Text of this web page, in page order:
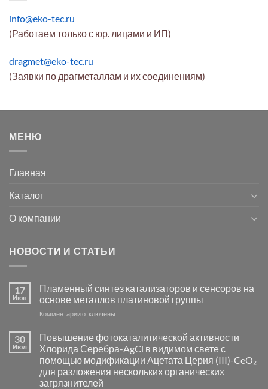
info@eko-tec.ru
(Работаем только с юр. лицами и ИП)
dragmet@eko-tec.ru
(Заявки по драгметаллам и их соединениям)
МЕНЮ
Главная
Каталог
О компании
НОВОСТИ И СТАТЬИ
17
Июн
Пламенный синтез катализаторов и сенсоров на
основе металлов платиновой группы
Комментариик
Пламенный
синтез
катализаторов
и
сенсоров
на
отключены
30
Июл
Повышение фотокаталитической активности
Хлорида Серебра-AgCl в видимом свете с
помощью модификации Ацетата Церия (III)-CeO₂
для разложения нескольких органических
загрязнителей